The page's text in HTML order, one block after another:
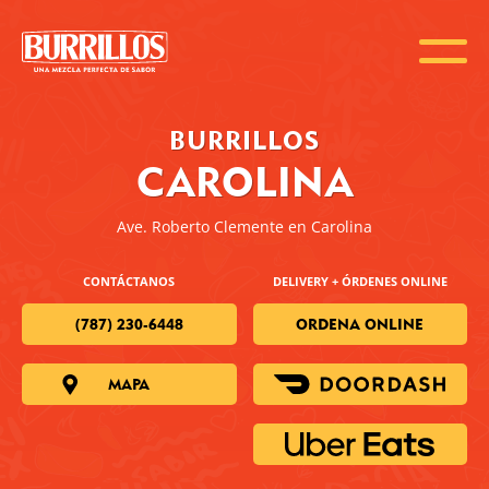
BURRILLOS
CAROLINA
Ave. Roberto Clemente en Carolina
CONTÁCTANOS
(787) 230-6448
MAPA
DELIVERY + ÓRDENES ONLINE
ORDENA ONLINE